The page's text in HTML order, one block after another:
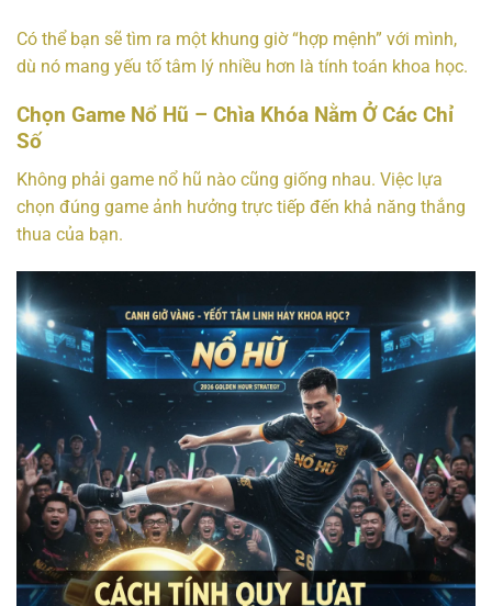
Có thể bạn sẽ tìm ra một khung giờ “hợp mệnh” với mình,
dù nó mang yếu tố tâm lý nhiều hơn là tính toán khoa học.
Chọn Game Nổ Hũ – Chìa Khóa Nằm Ở Các Chỉ
Số
Không phải game nổ hũ nào cũng giống nhau. Việc lựa
chọn đúng game ảnh hưởng trực tiếp đến khả năng thắng
thua của bạn.